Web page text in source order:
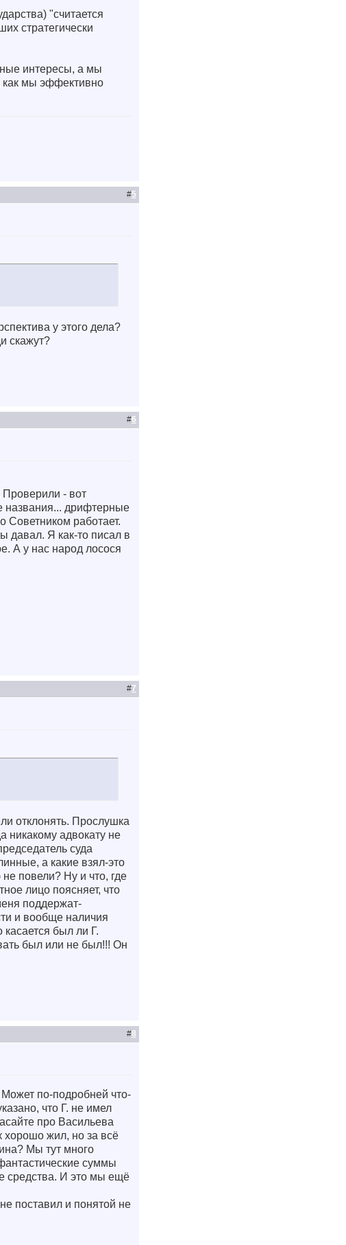
"считается
стратегически
интересы, а мы
как мы эффективно
#5
у этого дела?
скажут?
#6
Проверили - вот
названия... дрифтерные
Советником работает.
давал. Я как-то писал в
А у нас народ лосося
#7
отклонять. Прослушка
никакому адвокату не
суда
а какие взял-это
повели? Ну и что, где
лицо поясняет, что
поддержат-
и вообще наличия
был ли Г.
был или не был!!! Он
#8
Может по-подробней что-
что Г. не имел
про Васильева
хорошо жил, но за всё
Мы тут много
суммы
средства. И это мы ещё
поставил и понятой не